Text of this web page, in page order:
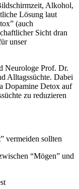
Alkohol,
Lösung laut
(auch
Sicht dran
unser
Neurologe Prof. Dr.
Alltagssüchte. Dabei
Dopamine Detox auf
zu reduzieren
vermeiden sollten
“Mögen” und